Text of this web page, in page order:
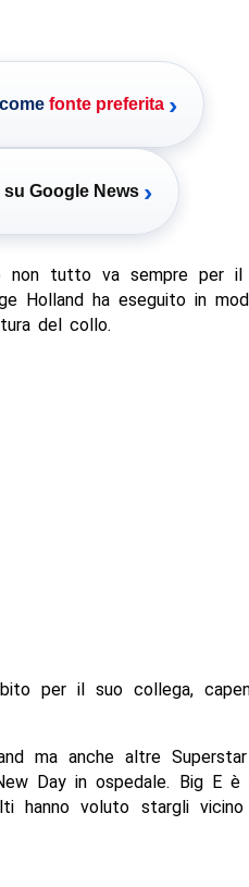
fonte preferita ›
Google News ›
non tutto va sempre per il
Holland ha eseguito in
del collo.
per il suo collega,
ma anche altre
Day in ospedale. Big E è
hanno voluto stargli